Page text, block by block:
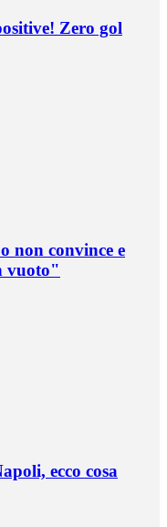
Zero gol
non convince e
vuoto"
ecco cosa